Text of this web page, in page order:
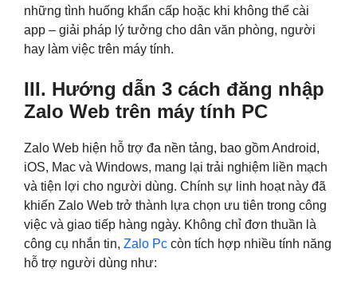
những tình huống khẩn cấp hoặc khi không thể cài
app – giải pháp lý tưởng cho dân văn phòng, người
hay làm việc trên máy tính.
III. Hướng dẫn 3 cách đăng nhập
Zalo Web trên máy tính PC
Zalo Web hiện hỗ trợ đa nền tảng, bao gồm Android,
iOS, Mac và Windows, mang lại trải nghiệm liền mạch
và tiện lợi cho người dùng. Chính sự linh hoạt này đã
khiến Zalo Web trở thành lựa chọn ưu tiên trong công
việc và giao tiếp hàng ngày. Không chỉ đơn thuần là
công cụ nhắn tin, Zalo Pc còn tích hợp nhiều tính năng
hỗ trợ người dùng như: